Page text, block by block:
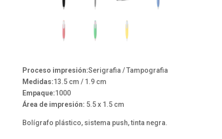
Proceso impresión:Serigrafia / Tampografia
Medidas:13.5 cm / 1.9 cm
Empaque:1000
Área de impresión: 5.5 x 1.5 cm
Bolígrafo plástico, sistema push, tinta negra.